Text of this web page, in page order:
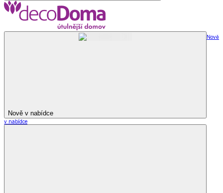
Nově v nabídce
Nově
v nabídce